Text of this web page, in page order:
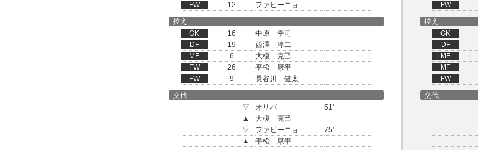
FW
12 ファビーニョ
FW
控え
GK
16
中原 幸司
DF
19
西澤 淳二
MF
6
大榎 克己
FW
26
平松 康平
FW
9 長谷川 健太
控え
GK
DF
MF
MF
FW
交代
▽
オリバ
51'
▲
大榎 克己
▽
ファビーニョ
75'
▲
平松 康平
交代